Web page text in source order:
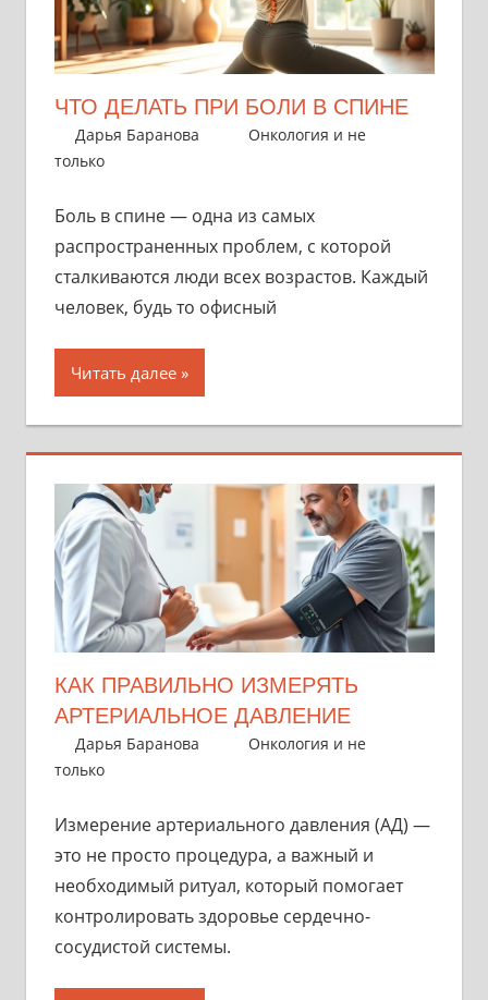
ЧТО ДЕЛАТЬ ПРИ БОЛИ В СПИНЕ
31 октября 2025
Дарья Баранова
Онкология и не
только
Боль в спине — одна из самых
распространенных проблем, с которой
сталкиваются люди всех возрастов. Каждый
человек, будь то офисный
Читать далее
КАК ПРАВИЛЬНО ИЗМЕРЯТЬ
АРТЕРИАЛЬНОЕ ДАВЛЕНИЕ
30 октября 2025
Дарья Баранова
Онкология и не
только
Измерение артериального давления (АД) —
это не просто процедура, а важный и
необходимый ритуал, который помогает
контролировать здоровье сердечно-
сосудистой системы.